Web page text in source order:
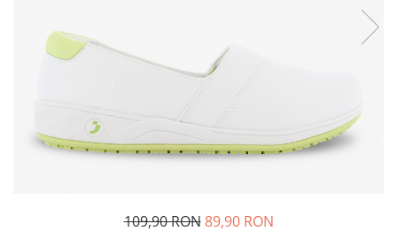
Caiete si blocnotesuri
Dosare, folii protectie si mape
Accesorii diverse pentru birou
Etichetare si ambalare
Arhivare si depozitare
109,90 RON 89,90 RON